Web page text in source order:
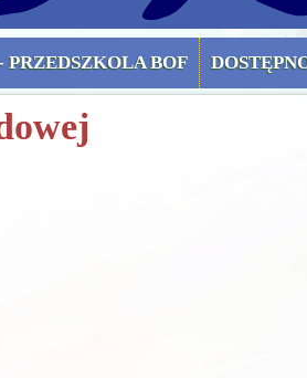
PRZEDSZKOLA BOF